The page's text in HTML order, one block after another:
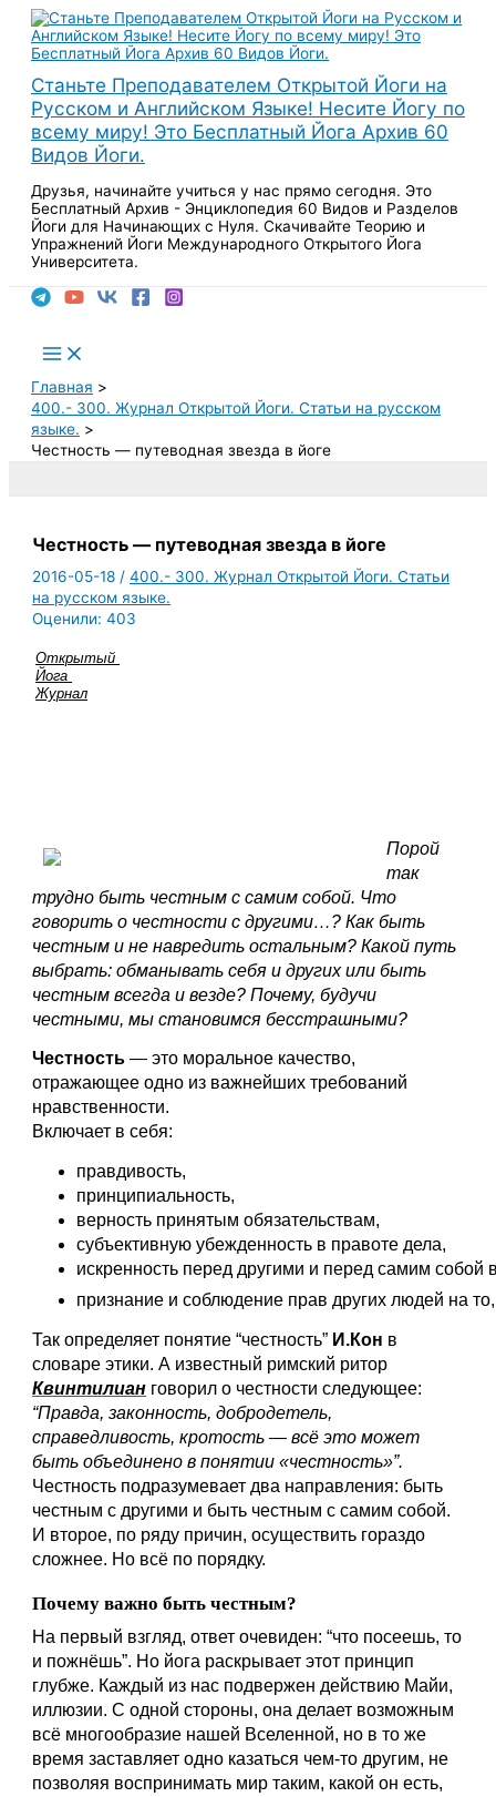
Перейти
содержимому
Станьте Преподавателем Открытой Йоги на
Русском и Английском Языке! Несите Йогу по
всему миру! Это Бесплатный Йога Архив 60
Видов Йоги.
Друзья, начинайте учиться у нас прямо сегодня. Это
Бесплатный Архив - Энциклопедия 60 Видов и Разделов
Йоги для Начинающих с Нуля. Скачивайте Теорию и
Упражнений Йоги Международного Открытого Йога
Университета.
Main
Menu
Главная
400.- 300. Журнал Открытой Йоги. Статьи на русском
языке.
Честность — путеводная звезда в йоге
Честность — путеводная звезда в йоге
2016-05-18/400.- 300. Журнал Открытой Йоги. Статьи
на русском языке.
Оценили: 403
Открытый
Йога
Журнал
Порой
так
трудно быть честным с самим собой. Что
говорить о честности с другими…? Как быть
честным и не навредить остальным? Какой путь
выбрать: обманывать себя и других или быть
честным всегда и везде? Почему, будучи
честными, мы становимся бесстрашными?
Честность — это моральное качество,
отражающее одно из важнейших требований
нравственности.
Включает в себя:
правдивость,
принципиальность,
верность принятым обязательствам,
субъективную убежденность в правоте дела,
искренность перед другими и перед самим собой
признание и соблюдение прав других людей на
Так определяет понятие “честность” И.Кон в
Квинтилиан говорил о честности следующее:
“Правда, законность, добродетель,
справедливость, кротость — всё это может
быть объединено в понятии «честность»”.
Честность подразумевает два направления: быть
честным с другими и быть честным с самим собой.
И второе, по ряду причин, осуществить гораздо
сложнее. Но всё по порядку.
Почему важно быть честным?
На первый взгляд, ответ очевиден: “что посеешь, то
и пожнёшь”. Но йога раскрывает этот принцип
глубже. Каждый из нас подвержен действию Майи,
иллюзии. С одной стороны, она делает возможным
всё многообразие нашей Вселенной, но в то же
время заставляет одно казаться чем-то другим, не
позволяя воспринимать мир таким, какой он есть,